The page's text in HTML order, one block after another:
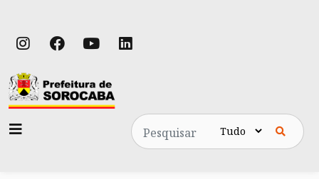
Pesquisa